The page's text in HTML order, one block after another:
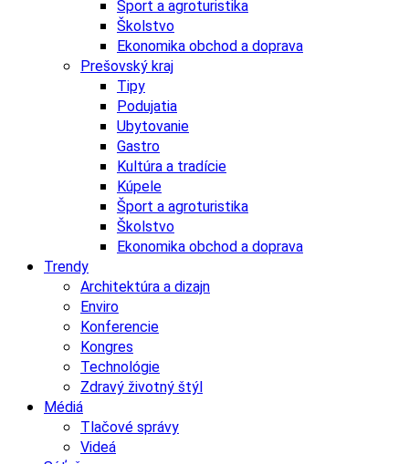
Šport a agroturistika
Školstvo
Ekonomika obchod a doprava
Prešovský kraj
Tipy
Podujatia
Ubytovanie
Gastro
Kultúra a tradície
Kúpele
Šport a agroturistika
Školstvo
Ekonomika obchod a doprava
Trendy
Architektúra a dizajn
Enviro
Konferencie
Kongres
Technológie
Zdravý životný štýl
Médiá
Tlačové správy
Videá